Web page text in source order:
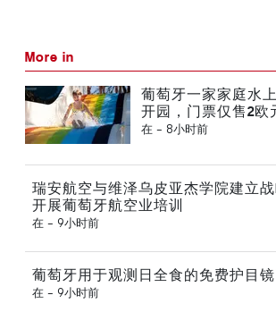
More in
葡萄牙一家家庭水
开园，门票仅售2欧
在 - 8小时前
瑞安航空与维泽乌皮亚杰学院建立
开展葡萄牙航空业培训
在 - 9小时前
葡萄牙用于观测日全食的免费护目
在 - 9小时前